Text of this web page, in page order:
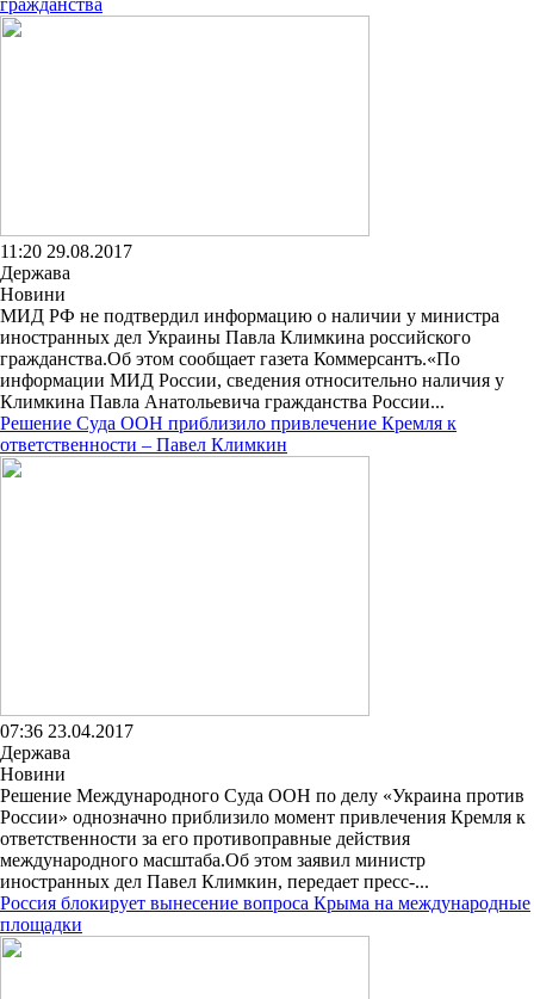
11:20 29.08.2017
Держава
Новини
МИД РФ не подтвердил информацию о наличии у министра
иностранных дел Украины Павла Климкина российского
гражданства.Об этом сообщает газета Коммерсантъ.«По
информации МИД России, сведения относительно наличия у
Климкина Павла Анатольевича гражданства России...
Решение Суда ООН приблизило привлечение Кремля к
ответственности – Павел Климкин
07:36 23.04.2017
Держава
Новини
Решение Международного Суда ООН по делу «Украина против
России» однозначно приблизило момент привлечения Кремля к
ответственности за его противоправные действия
международного масштаба.Об этом заявил министр
иностранных дел Павел Климкин, передает пресс-...
Россия блокирует вынесение вопроса Крыма на международные
площадки